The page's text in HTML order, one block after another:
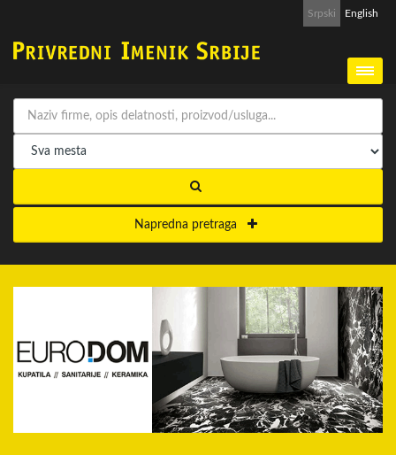
Srpski English
Napredna pretraga